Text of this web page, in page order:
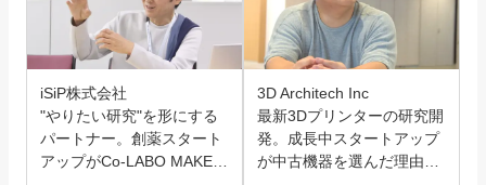
iSiP株式会社
"やりたい研究"を形にする
パートナー。創薬スタート
アップがCo-LABO MAKER
3D Architech Inc
最新3Dプリンターの研究開
発。成長中スタートアップ
が中古機器を選んだ理由と